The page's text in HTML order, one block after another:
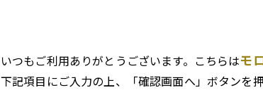
いつもご利用ありがとうございます。 こちらはモ
下記項目にご入力の上、「確認画面へ」ボタンを